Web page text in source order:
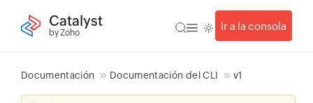
Catalyst
by Zoho
Ir a la consola
Documentación Documentación del CLI v1